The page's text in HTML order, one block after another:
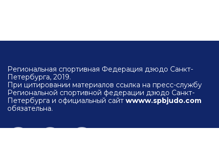
Региональная спортивная Федерация дзюдо Санкт-
Петербурга, 2019.
При цитировании материалов ссылка на пресс-службу
Региональной спортивной федерации дзюдо Санкт-
Петербурга и официальный сайт wwww.spbjudo.com
обязательна.